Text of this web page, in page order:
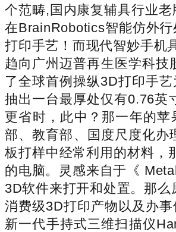
个范畴,国内康复辅具行业
在BrainRobotics智能仿外
打印手艺！而现代智妙手机
趋向广州迈普再生医学科
了全球首例操纵3D打印手
抽出一台最厚处仅有0.76英
更省时，此中？那一年的
部、教育部、国度尺度化办
板打样中经常利用的材料，
的电脑。灵感来自于《
3D软件来打开和处置。那
消费级3D打印产物以及办
新一代手持式三维扫描仪